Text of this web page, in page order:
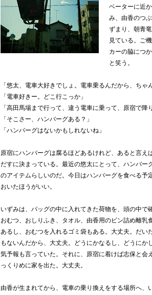
ベーターに近
み、由香のつ
ずまり、朝青
見ている。ご
カーの脇につ
と笑う。
「悠太、電車大好きでしょ。電車乗るんだから、ちゃ
「電車好きー。どこ行こっか」
「高田馬場まで行って、違う電車に乗って、原宿で降
「そこさー、ハンバーグある？」
「ハンバーグはないかもしれないね」
原宿にハンバーグは腐るほどあるけれど、あると言え
だすに決まっている。最近の悠太にとって、ハンバー
のアイテムらしいのだ。今日はハンバーグを食べる予
おいたほうがいい。
いずみは、バッグの中に入れてきた荷物を、頭の中で
おむつ、おしりふき、タオル、由香用のビン詰め離乳
あるし、おむつを入れるゴミ袋もある。大丈夫。だい
もないんだから、大丈夫。どうにかなるし、どうにか
気予報も言っていた。それに、原宿に着けば志保と会
っくりめに家を出た。大丈夫。
由香が生まれてから、電車の乗り換えをする場所へ、